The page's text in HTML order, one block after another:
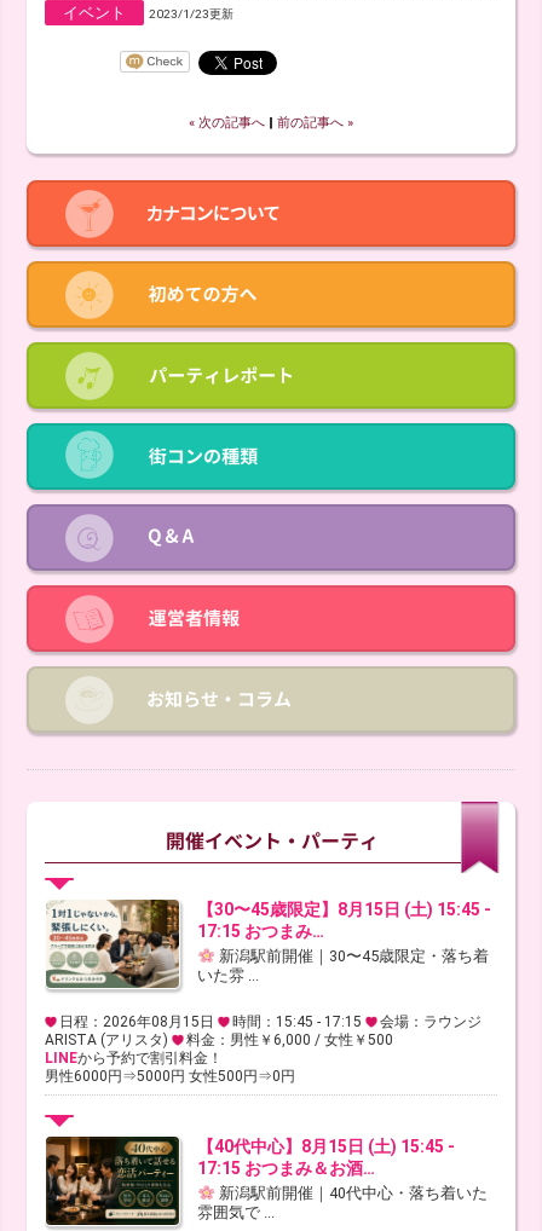
イベント 2023/1/23更新
« 次の記事へ ‖ 前の記事へ »
【30〜45歳限定】8月15日 (土) 15:45 -
17:15 おつまみ…
新潟駅前開催｜30〜45歳限定・落ち着
いた雰 ...
日程：2026年08月15日 時間：15:45 - 17:15
会場：ラウンジ
ARISTA (アリスタ)
料金：男性￥6,000 / 女性￥500
LINEから予約で割引料金！
男性6000円⇒5000円 女性500円⇒0円
【40代中心】8月15日 (土) 15:45 -
17:15 おつまみ＆お酒…
新潟駅前開催｜40代中心・落ち着いた
雰囲気で ...